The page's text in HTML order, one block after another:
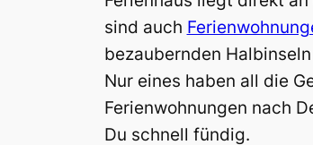
sind auch
bezaubernden
Nur eines haben all die
Ferienwohnungen nach
Du schnell fündig.